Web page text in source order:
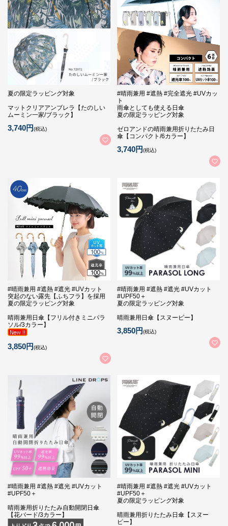
夏の限定ラッピング対象
マットクリアアンブレラ【たのしい
ムーミン一家/ブラック】
3,740円(税込)
#晴雨兼用 #遮熱 #完全遮光 #UVカッ
ト
雨傘としても使える日傘
夏の限定ラッピング対象
ゼロアンドの晴雨兼用折りたたみ日
傘【コンパクト/6カラー】
3,740円(税込)
#晴雨兼用 #遮熱 #遮光 #UVカット
突起のない露先【ふちフラ】を採用
夏の限定ラッピング対象
晴雨兼用日傘【フリル付きミニパラ
ソル/3カラー】
3,850円(税込)
#晴雨兼用 #遮熱 #遮光 #UVカット
#UPF50＋
夏の限定ラッピング対象
晴雨兼用日傘【スヌーピー】
3,850円(税込)
#晴雨兼用 #遮熱 #遮光 #UVカット
#UPF50＋
晴雨兼用折りたたみ自動開閉日傘
【花バード/3カラー】
#晴雨兼用 #遮熱 #遮光 #UVカット
#UPF50＋
夏の限定ラッピング対象
晴雨兼用折りたたみ日傘【スヌー
ピー】